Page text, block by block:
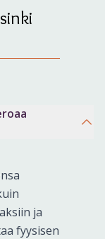
ja
fyysisen